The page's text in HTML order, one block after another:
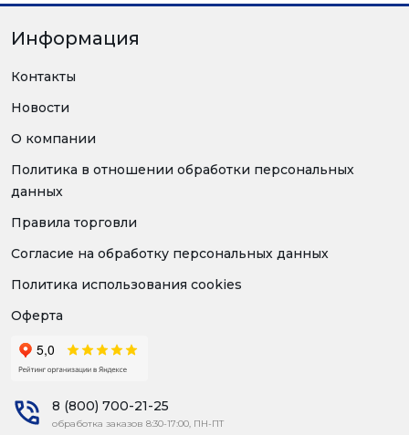
Информация
Контакты
Новости
О компании
Политика в отношении обработки персональных
данных
Правила торговли
Согласие на обработку персональных данных
Политика использования cookies
Оферта
8 (800) 700-21-25
обработка заказов 8:30-17:00, ПН-ПТ